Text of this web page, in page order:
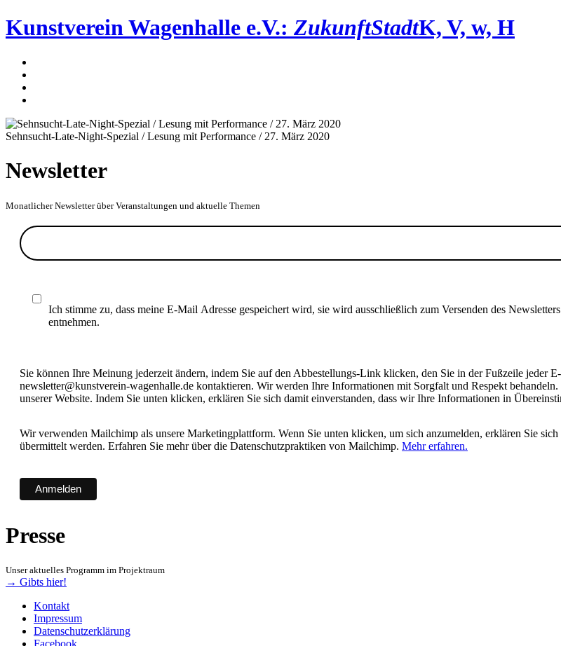
Kunstverein Wagenhalle e.V.: ZukunftStadtK, V, w, H
Sehnsucht-Late-Night-Spezial / Lesung mit Performance / 27. März 2020
Newsletter
Monatlicher Newsletter über Veranstaltungen und aktuelle Themen
Ich stimme zu, dass meine E-Mail Adresse gespeichert wird, sie wird ausschließlich zum Versenden des
entnehmen.
Sie können Ihre Meinung jederzeit ändern, indem Sie auf den Abbestellungs-Link klicken, den Sie in der Fußzeile jeder
newsletter@kunstverein-wagenhalle.de kontaktieren. Wir werden Ihre Informationen mit Sorgfalt und Respekt
unserer Website. Indem Sie unten klicken, erklären Sie sich damit einverstanden, dass wir Ihre Informationen in
Wir verwenden Mailchimp als unsere Marketingplattform. Wenn Sie unten klicken, um sich anzumelden, erklären Sie
übermittelt werden. Erfahren Sie mehr über die Datenschutzpraktiken von Mailchimp. Mehr erfahren.
Presse
Unser aktuelles Programm im Projektraum
→ Gibts hier!
Kontakt
Impressum
Datenschutzerklärung